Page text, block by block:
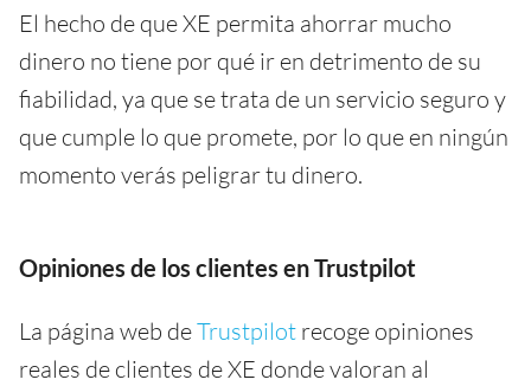
El hecho de que XE permita ahorrar mucho
dinero no tiene por qué ir en detrimento de su
fiabilidad, ya que se trata de un servicio seguro y
que cumple lo que promete, por lo que en ningún
momento verás peligrar tu dinero.
Opiniones de los clientes en Trustpilot
La página web deTrustpilot recoge opiniones
reales de clientes de XE donde valoran al